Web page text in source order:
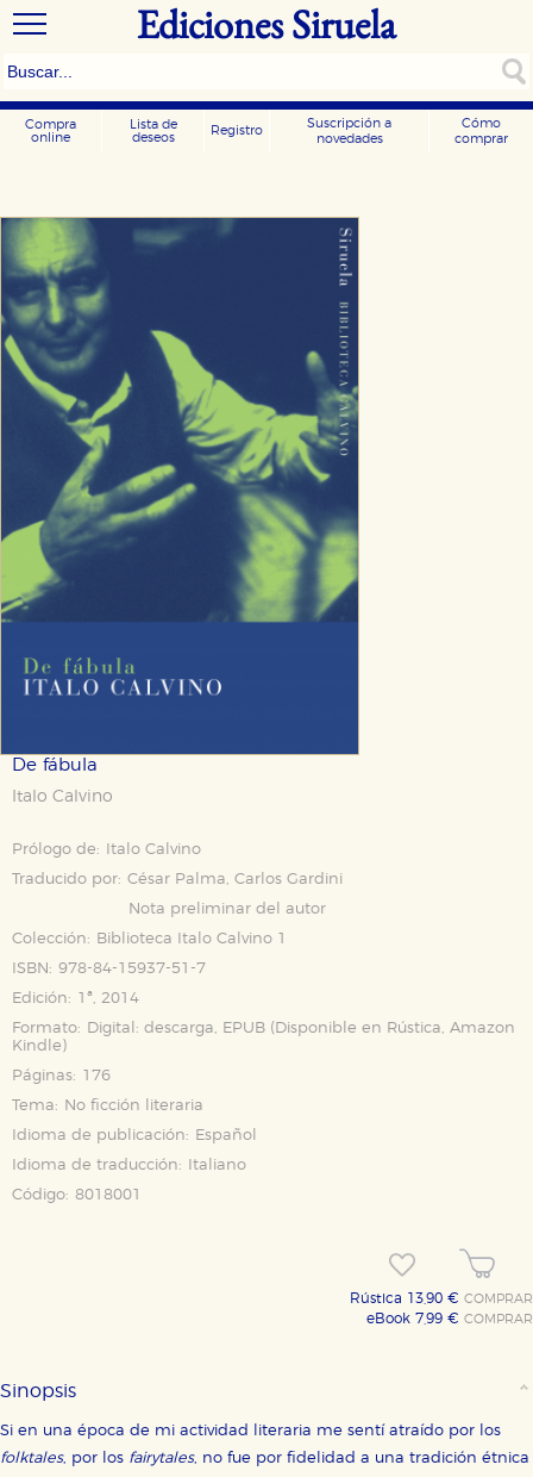
Ediciones Siruela
Compra
online
Lista de
deseos
Registro
Suscripción a
novedades
Cómo
comprar
De fábula
Italo Calvino
Prólogo de:
Italo Calvino
Traducido por: César Palma, Carlos Gardini
Nota preliminar del autor
Colección:
Biblioteca Italo Calvino 1
ISBN: 978-84-15937-51-7
Edición: 1ª, 2014
Formato:
Digital: descarga, EPUB (Disponible en Rústica, Amazon
Kindle )
Páginas: 176
Tema:
No ficción literaria
Idioma de publicación:
Español
Idioma de traducción:
Italiano
Código: 8018001
Rústica 13,90 € COMPRAR
eBook 7,99 € COMPRAR
Sinopsis
Si en una época de mi actividad literaria me sentí atraído por los
folktales, por los fairytales, no fue por fidelidad a una tradición étnica